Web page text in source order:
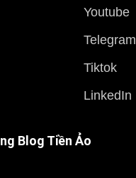
Youtube
Telegram
Tiktok
LinkedIn
Blog Tiền Ảo